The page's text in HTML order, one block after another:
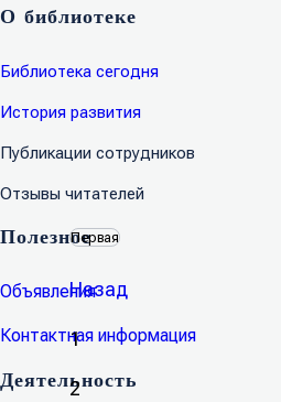
Первая
Назад
1
2
О библиотеке
Библиотека сегодня
История развития
Публикации сотрудников
Отзывы читателей
Полезное
Объявления
Контактная информация
Деятельность